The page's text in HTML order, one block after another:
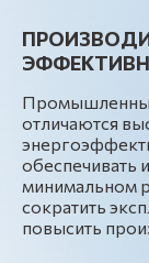
отличаются
обеспечивать
минимальном
сократить
повысить